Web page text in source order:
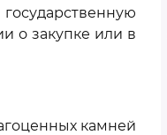
о закупке или в
камней